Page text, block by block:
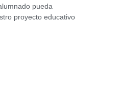
pueda
proyecto educativo